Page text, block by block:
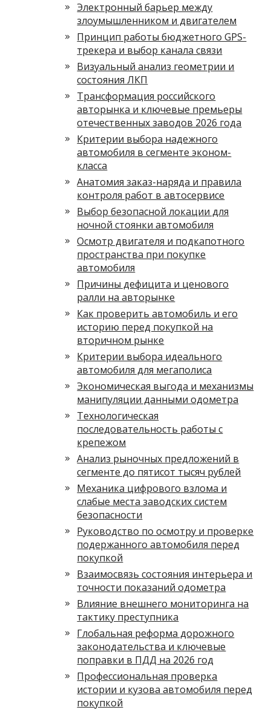
Электронный барьер между
злоумышленником и двигателем
Принцип работы бюджетного GPS-
трекера и выбор канала связи
Визуальный анализ геометрии и
состояния ЛКП
Трансформация российского
авторынка и ключевые премьеры
отечественных заводов 2026 года
Критерии выбора надежного
автомобиля в сегменте эконом-
класса
Анатомия заказ-наряда и правила
контроля работ в автосервисе
Выбор безопасной локации для
ночной стоянки автомобиля
Осмотр двигателя и подкапотного
пространства при покупке
автомобиля
Причины дефицита и ценового
ралли на авторынке
Как проверить автомобиль и его
историю перед покупкой на
вторичном рынке
Критерии выбора идеального
автомобиля для мегаполиса
Экономическая выгода и механизмы
манипуляции данными одометра
Технологическая
последовательность работы с
крепежом
Анализ рыночных предложений в
сегменте до пятисот тысяч рублей
Механика цифрового взлома и
слабые места заводских систем
безопасности
Руководство по осмотру и проверке
подержанного автомобиля перед
покупкой
Взаимосвязь состояния интерьера и
точности показаний одометра
Влияние внешнего мониторинга на
тактику преступника
Глобальная реформа дорожного
законодательства и ключевые
поправки в ПДД на 2026 год
Профессиональная проверка
истории и кузова автомобиля перед
покупкой